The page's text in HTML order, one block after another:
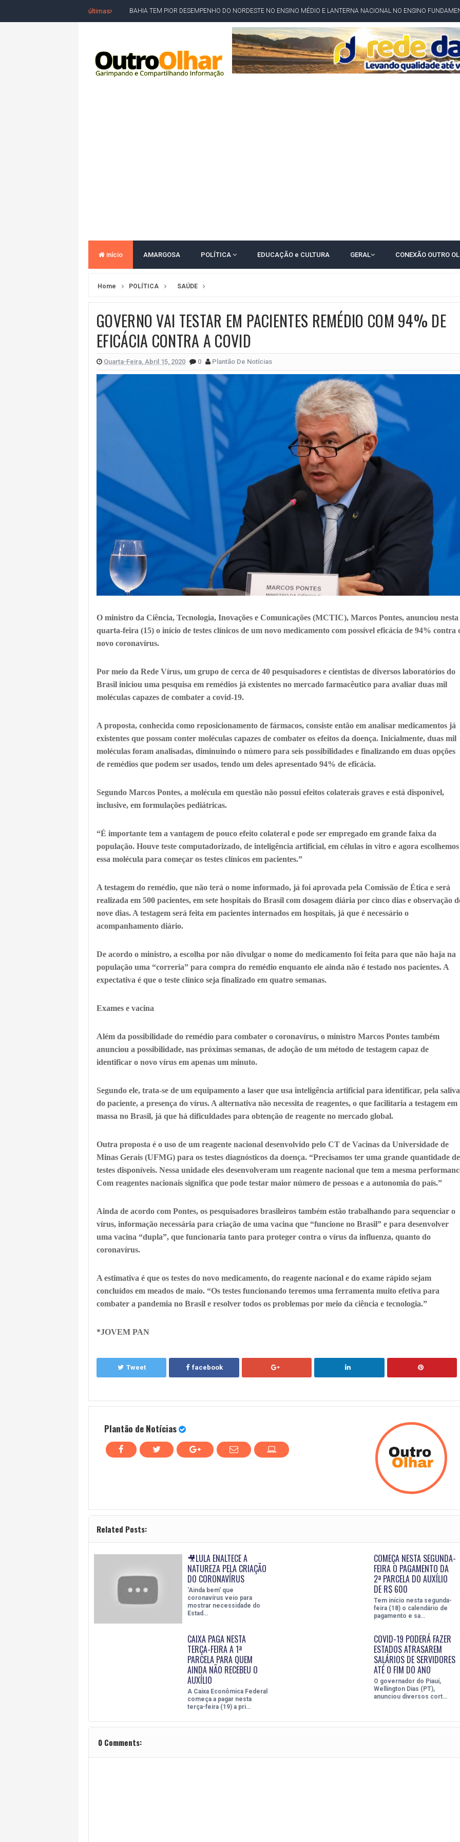
últimas BAHIA TEM PIOR DESEMPENHO DO NORDESTE NO ENSINO MÉDIO E LANTERNA NACIONAL NO ENSINO
MILEI CHAMA LULA DE "LADRÃO E CORRUPTO" E ELEVA TENSÃO DIPLOMÁTICA ENTRE BRASIL E ARGENTINA
ACM NETO LIDERA EM TODOS OS CENÁRIOS DA NOVA PESQUISA PARANÁ PARA O GOVERNO DA BAHIA
LEVARAM CELULARES: Prefeito e presidente de Câmara são furtados em convenção do PT na Bahia
BAHIA E CORINTHIANS EMPATAM EM JOGO PEGADO NA ARENA FONTE NOVA
VITÓRIA PERDE PARA O REMO E SE COMPLICA NA TABELA DO BRASILEIRÃO
VITÓRIA GOLEIA O ATHLETICO-PR POR 4 A 0 NO BARRADÃO E AVANÇA ÀS QUARTAS DE FINAL DA COPA DO BRASIL
início AMARGOSA POLÍTICA EDUCAÇÃO e CULTURA GERAL CONEXÃO OUTRO
Home POLÍTICA SAÚDE
GOVERNO VAI TESTAR EM PACIENTES REMÉDIO COM 94% DE
EFICÁCIA CONTRA A COVID
Quarta-Feira, Abril 15, 2020 0 Plantão De Notícias
O ministro da Ciência, Tecnologia, Inovações e Comunicações (MCTIC), Marcos Pontes, anunciou nesta
quarta-feira (15) o início de testes clínicos de um novo medicamento com possível eficácia de 94% contra
novo coronavírus.
Por meio da Rede Vírus, um grupo de cerca de 40 pesquisadores e cientistas de diversos laboratórios do
Brasil iniciou uma pesquisa em remédios já existentes no mercado farmacêutico para avaliar duas mil
moléculas capazes de combater a covid-19.
A proposta, conhecida como reposicionamento de fármacos, consiste então em analisar medicamentos já
existentes que possam conter moléculas capazes de combater os efeitos da doença. Inicialmente, duas mil
moléculas foram analisadas, diminuindo o número para seis possibilidades e finalizando em duas opções
de remédios que podem ser usados, tendo um deles apresentado 94% de eficácia.
Segundo Marcos Pontes, a molécula em questão não possui efeitos colaterais graves e está disponível,
inclusive, em formulações pediátricas.
“É importante tem a vantagem de pouco efeito colateral e pode ser empregado em grande faixa da
população. Houve teste computadorizado, de inteligência artificial, em células in vitro e agora escolhemos
essa molécula para começar os testes clínicos em pacientes.”
A testagem do remédio, que não terá o nome informado, já foi aprovada pela Comissão de Ética e será
realizada em 500 pacientes, em sete hospitais do Brasil com dosagem diária por cinco dias e observação
nove dias. A testagem será feita em pacientes internados em hospitais, já que é necessário o
acompanhamento diário.
De acordo o ministro, a escolha por não divulgar o nome do medicamento foi feita para que não haja na
população uma “correria” para compra do remédio enquanto ele ainda não é testado nos pacientes. A
expectativa é que o teste clínico seja finalizado em quatro semanas.
Exames e vacina
Além da possibilidade do remédio para combater o coronavírus, o ministro Marcos Pontes também
anunciou a possibilidade, nas próximas semanas, de adoção de um método de testagem capaz de
identificar o novo vírus em apenas um minuto.
Segundo ele, trata-se de um equipamento a laser que usa inteligência artificial para identificar, pela saliva
do paciente, a presença do vírus. A alternativa não necessita de reagentes, o que facilitaria a testagem em
massa no Brasil, já que há dificuldades para obtenção de reagente no mercado global.
Outra proposta é o uso de um reagente nacional desenvolvido pelo CT de Vacinas da Universidade de
Minas Gerais (UFMG) para os testes diagnósticos da doença. “Precisamos ter uma grande quantidade de
testes disponíveis. Nessa unidade eles desenvolveram um reagente nacional que tem a mesma
Com reagentes nacionais significa que pode testar maior número de pessoas e a autonomia do país.”
Ainda de acordo com Pontes, os pesquisadores brasileiros também estão trabalhando para sequenciar o
vírus, informação necessária para criação de uma vacina que “funcione no Brasil” e para desenvolver
uma vacina “dupla”, que funcionaria tanto para proteger contra o vírus da influenza, quanto do
coronavírus.
A estimativa é que os testes do novo medicamento, do reagente nacional e do exame rápido sejam
concluídos em meados de maio. “Os testes funcionando teremos uma ferramenta muito efetiva para
combater a pandemia no Brasil e resolver todos os problemas por meio da ciência e tecnologia.”
*JOVEM PAN
Tweet facebook
Plantão de Notícias
Related Posts:
🎥LULA ENALTECE A
NATUREZA PELA CRIAÇÃO
DO CORONAVÍRUS
'Ainda bem' que
coronavírus veio para
mostrar necessidade do
Estad…
COMEÇA NESTA SEGUNDA-
FEIRA O PAGAMENTO DA
2ª PARCELA DO AUXÍLIO
DE R$ 600
Tem início nesta segunda-
feira (18) o calendário de
pagamento e sa…
CAIXA PAGA NESTA
TERÇA-FEIRA A 1ª
PARCELA PARA QUEM
AINDA NÃO RECEBEU O
AUXÍLIO
A Caixa Econômica Federal
começa a pagar nesta
terça-feira (19) a pri…
COVID-19 PODERÁ FAZER
ESTADOS ATRASAREM
SALÁRIOS DE SERVIDORES
ATÉ O FIM DO ANO
O governador do Piauí,
Wellington Dias (PT),
anunciou diversos cort…
0 Comments: